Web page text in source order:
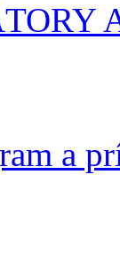
a